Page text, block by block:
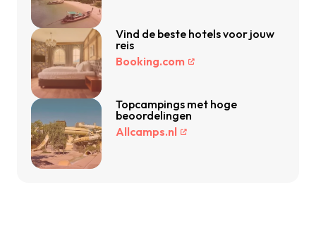
Vind de beste hotels voor jouw
reis
Booking.com
Topcampings met hoge
beoordelingen
Allcamps.nl